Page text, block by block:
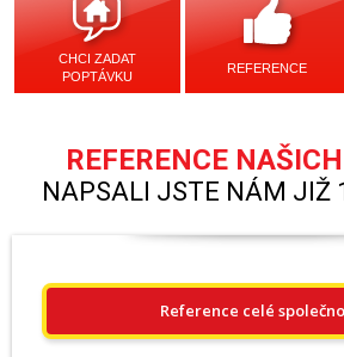
CHCI ZADAT
POPTÁVKU
REFERENCE
REFERENCE
NAPSALI JSTE NÁM JIŽ
Reference celé